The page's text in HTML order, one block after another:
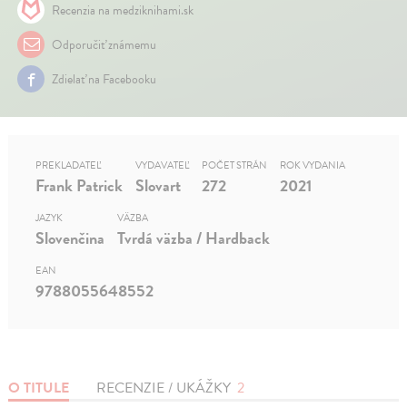
Recenzia na medziknihami.sk
Odporučiť známemu
Zdielať na Facebooku
O TITULE RECENZIE / UKÁŽKY 2
PREKLADATEĽ
Frank Patrick
VYDAVATEĽ
Slovart
POČET STRÁN
272
ROK VYDANIA
2021
JAZYK
Slovenčina
VÄZBA
Tvrdá väzba / Hardback
EAN
9788055648552